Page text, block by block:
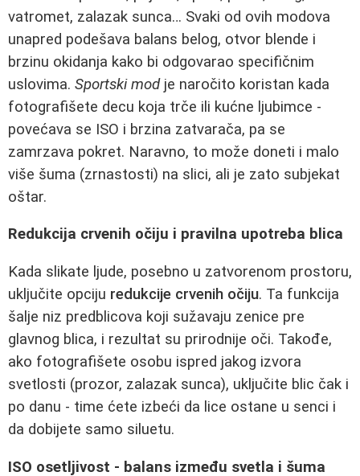
vatromet, zalazak sunca… Svaki od ovih modova
unapred podešava balans belog, otvor blende i
brzinu okidanja kako bi odgovarao specifičnim
uslovima. Sportski modje naročito koristan kada
fotografišete decu koja trče ili kućne ljubimce -
povećava se ISO i brzina zatvarača, pa se
zamrzava pokret. Naravno, to može doneti i malo
više šuma (zrnastosti) na slici, ali je zato subjekat
oštar.
Redukcija crvenih očiju i pravilna upotreba blica
Kada slikate ljude, posebno u zatvorenom prostoru,
uključite opciju redukcije crvenih očiju. Ta funkcija
šalje niz predblicova koji sužavaju zenice pre
glavnog blica, i rezultat su prirodnije oči. Takođe,
ako fotografišete osobu ispred jakog izvora
svetlosti (prozor, zalazak sunca), uključite blic čak i
po danu - time ćete izbeći da lice ostane u senci i
da dobijete samo siluetu.
ISO osetljivost - balans između svetla i šuma